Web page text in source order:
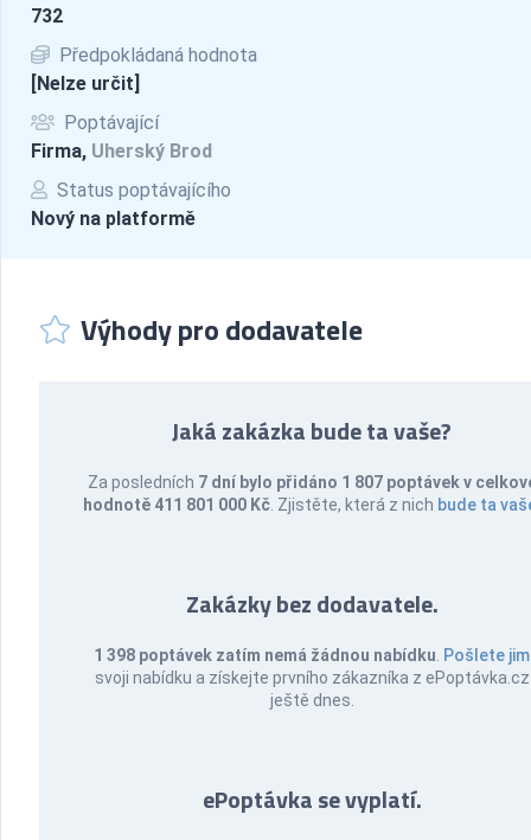
732
Předpokládaná hodnota
[Nelze určit]
Poptávající
Firma, Uherský Brod
Status poptávajícího
Nový na platformě
Výhody pro dodavatele
Jaká zakázka bude ta vaše?
Za posledních 7 dní bylo přidáno 1 807 poptávek v
hodnotě 411 801 000 Kč . Zjistěte, která z nich bude ta
Zakázky bez dodavatele.
1 398 poptávek zatím nemá žádnou nabídku Pošlete jim
svoji nabídku a získejte prvního zákazníka z ePoptávka.cz
ještě dnes.
ePoptávka se vyplatí.